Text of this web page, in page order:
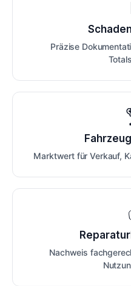
Präzise
Marktwert für Verkauf,
Nachweis